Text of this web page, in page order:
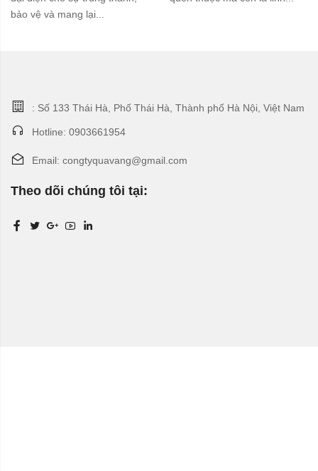
bảo vệ và mang lại...
: Số 133 Thái Hà, Phố Thái Hà, Thành phố Hà Nội, Việt Nam
Hotline: 0903661954
Email: congtyquavang@gmail.com
Theo dõi chúng tôi tại: